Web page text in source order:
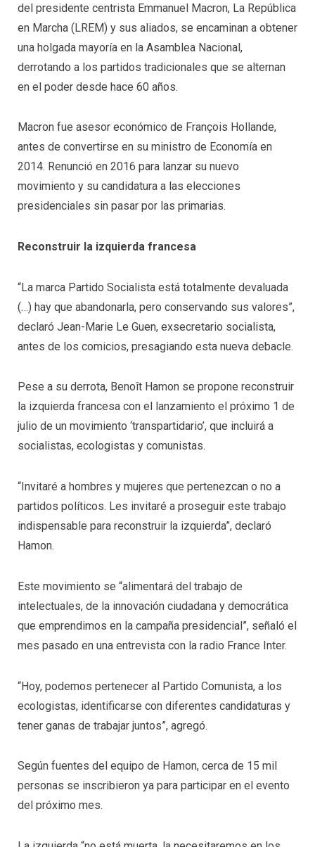
del presidente centrista Emmanuel Macron, La República
en Marcha (LREM) y sus aliados, se encaminan a obtener
una holgada mayoría en la Asamblea Nacional,
derrotando a los partidos tradicionales que se alternan
en el poder desde hace 60 años.
Macron fue asesor económico de François Hollande,
antes de convertirse en su ministro de Economía en
2014. Renunció en 2016 para lanzar su nuevo
movimiento y su candidatura a las elecciones
presidenciales sin pasar por las primarias.
Reconstruir la izquierda francesa
“La marca Partido Socialista está totalmente devaluada
(…) hay que abandonarla, pero conservando sus valores”,
declaró Jean-Marie Le Guen, exsecretario socialista,
antes de los comicios, presagiando esta nueva debacle.
Pese a su derrota, Benoît Hamon se propone reconstruir
la izquierda francesa con el lanzamiento el próximo 1 de
julio de un movimiento ‘transpartidario’, que incluirá a
socialistas, ecologistas y comunistas.
“Invitaré a hombres y mujeres que pertenezcan o no a
partidos políticos. Les invitaré a proseguir este trabajo
indispensable para reconstruir la izquierda”, declaró
Hamon.
Este movimiento se “alimentará del trabajo de
intelectuales, de la innovación ciudadana y democrática
que emprendimos en la campaña presidencial”, señaló el
mes pasado en una entrevista con la radio France Inter.
“Hoy, podemos pertenecer al Partido Comunista, a los
ecologistas, identificarse con diferentes candidaturas y
tener ganas de trabajar juntos”, agregó.
Según fuentes del equipo de Hamon, cerca de 15 mil
personas se inscribieron ya para participar en el evento
del próximo mes.